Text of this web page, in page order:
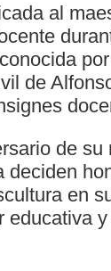
al
de
de
en